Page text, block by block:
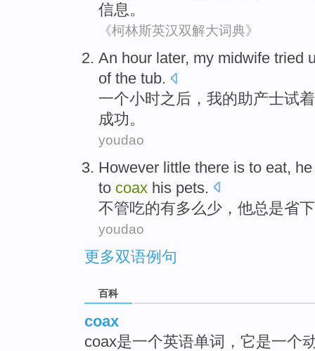
信息。
《柯林斯英汉双解大词典》
An hour later, my midwife tried
of the tub.
一个小时之后 ， 我的助产士试着
成功。
youdao
However little there is to eat, he
to coax his pets.
不管吃的有多么少 ， 他总是省下
youdao
更多双语例句
百科
coax
coax是一个英语单词，它是一个